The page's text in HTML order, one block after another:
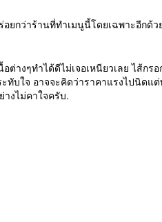
ยกว่าร้านที่ทำเมนูนี้โดยเฉพาะอีกด้
างๆทำได้ดีไม่เจอเหนียวเลย ไส้กร
บใจ อาจจะคิดว่าราคาแรงไปนิดแ
งไม่คาใจครับ.